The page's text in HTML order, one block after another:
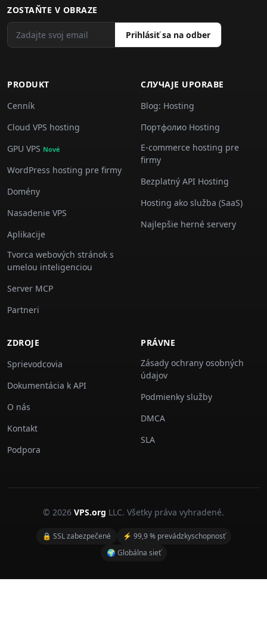
ZOSTAŇTE V OBRAZE
Prihlásiť sa na odber
PRODUKT
Cenník
Cloud VPS hosting
GPU VPS Nové
WordPress hosting pre firmy
Domény
Nasadenie VPS
Aplikacije
Tvorca webových stránok s
umelou inteligenciou
Server MCP
Partneri
СЛУЧАJE UPORABE
Blog: Hosting
Портфолио Hosting
E-commerce hosting pre
firmy
Bezplatný API Hosting
Hosting ako služba (SaaS)
Najlepšie herné servery
ZDROJE
Sprievodcovia
Dokumentácia k API
O nás
Kontakt
Podpora
PRÁVNE
Zásady ochrany osobných
údajov
Podmienky služby
DMCA
SLA
© 2026 VPS.org LLC. Všetky práva vyhradené.
🔒 SSL zabezpečené
⚡ 99,9 % prevádzkyschopnosť
🌍 Globálna sieť